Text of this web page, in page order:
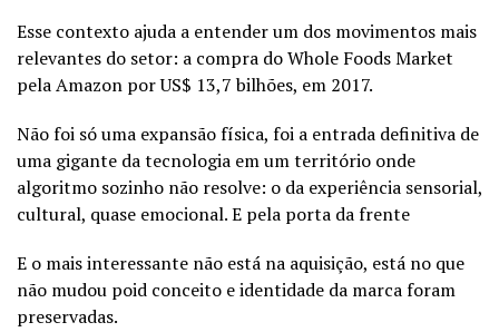
Esse contexto ajuda a entender um dos movimentos mais
relevantes do setor: a compra do Whole Foods Market
pela Amazon por US$ 13,7 bilhões, em 2017.
Não foi só uma expansão física, foi a entrada definitiva de
uma gigante da tecnologia em um território onde
algoritmo sozinho não resolve: o da experiência sensorial,
cultural, quase emocional. E pela porta da frente
E o mais interessante não está na aquisição, está no que
não mudou poid conceito e identidade da marca foram
preservadas.